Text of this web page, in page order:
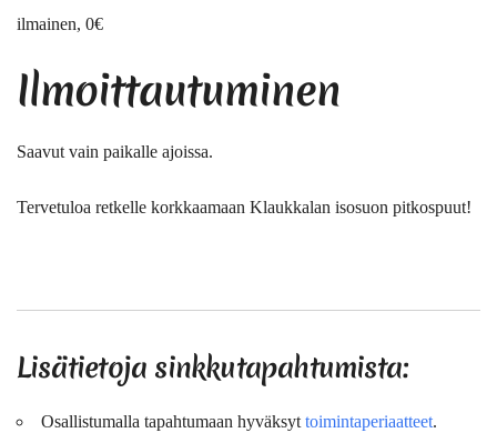
ilmainen, 0€
Ilmoittautuminen
Saavut vain paikalle ajoissa.
Tervetuloa retkelle korkkaamaan Klaukkalan isosuon pitkospuut!
Lisätietoja sinkkutapahtumista:
Osallistumalla tapahtumaan hyväksyt toimintaperiaatteet.